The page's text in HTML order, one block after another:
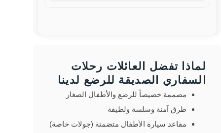
لماذا تفضل العائلات رحلات
السفاري الصديقة للرضع لدينا
مصممة خصيصاً للرضع والأطفال الصغار
طرق آمنة وسلسة ولطيفة
مقاعد سيارة الأطفال متضمنة (جولات خاصة)